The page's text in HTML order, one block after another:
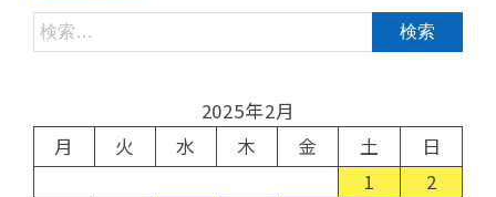
2025年2月
月
火 水 木 金 土
日
1
2